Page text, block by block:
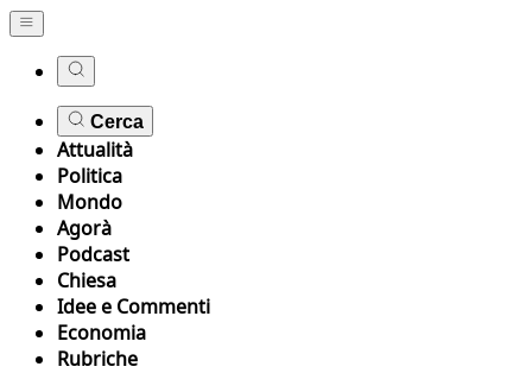
Cerca
Attualità
Politica
Mondo
Agorà
Podcast
Chiesa
Idee e Commenti
Economia
Rubriche